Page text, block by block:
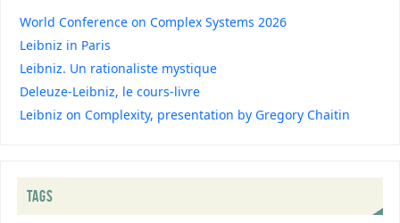
World Conference on Complex Systems 2026
Leibniz in Paris
Leibniz. Un rationaliste mystique
Deleuze-Leibniz, le cours-livre
Leibniz on Complexity, presentation by Gregory Chaitin
TAGS